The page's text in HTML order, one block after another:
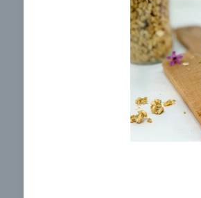
Odber
Odoslaním
Ochrane osobných